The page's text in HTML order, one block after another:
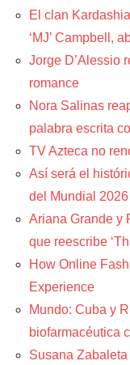
El clan
‘MJ’ Campbell,
Jorge D’Alessio
romance
Nora Salinas
palabra escrita
TV Azteca no
Así será el
del Mundial 2026
Ariana Grande y
que reescribe
How Online
Experience
Mundo: Cuba y
biofarmacéutica
Susana